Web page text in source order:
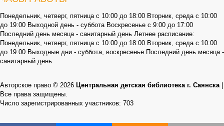
Понедельник, четверг, пятница с 10:00 до 18:00 Вторник, среда с 10:00
до 19:00 Выходной день - суббота Воскресенье с 9:00 до 17:00
Последний день месяца - санитарный день Летнее расписание:
Понедельник, четверг, пятница с 10:00 до 18:00 Вторник, среда с 10:00
до 19:00 Выходные дни - суббота, воскресенье Последний день месяца -
санитарный день
Авторское право © 2026 Центральная детская библиотека г. Саянска
Все права защищены.
Число зарегистрированных участников: 703